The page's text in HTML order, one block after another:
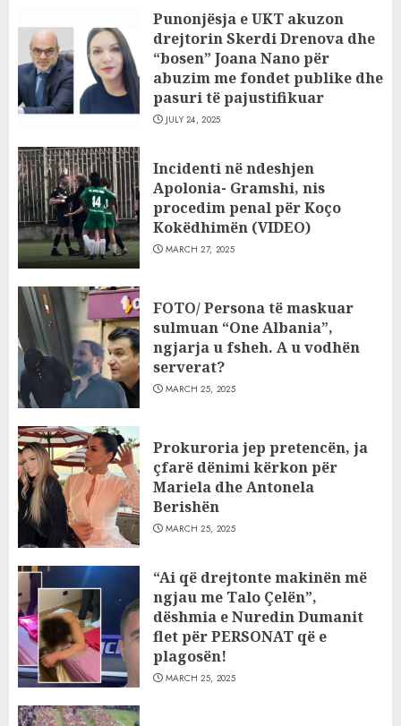
Punonjësja e UKT akuzon
drejtorin Skerdi Drenova dhe
“bosen” Joana Nano për
abuzim me fondet publike dhe
pasuri të pajustifikuar
JULY 24, 2025
Incidenti në ndeshjen
Apolonia- Gramshi, nis
procedim penal për Koço
Kokëdhimën (VIDEO)
MARCH 27, 2025
FOTO/ Persona të maskuar
sulmuan “One Albania”,
ngjarja u fsheh. A u vodhën
serverat?
MARCH 25, 2025
Prokuroria jep pretencën, ja
çfarë dënimi kërkon për
Mariela dhe Antonela
Berishën
MARCH 25, 2025
“Ai që drejtonte makinën më
ngjau me Talo Çelën”,
dëshmia e Nuredin Dumanit
flet për PERSONAT që e
plagosën!
MARCH 25, 2025